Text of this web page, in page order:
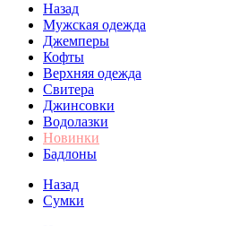
Назад
Мужская одежда
Джемперы
Кофты
Верхняя одежда
Свитера
Джинсовки
Водолазки
Новинки
Бадлоны
Назад
Сумки